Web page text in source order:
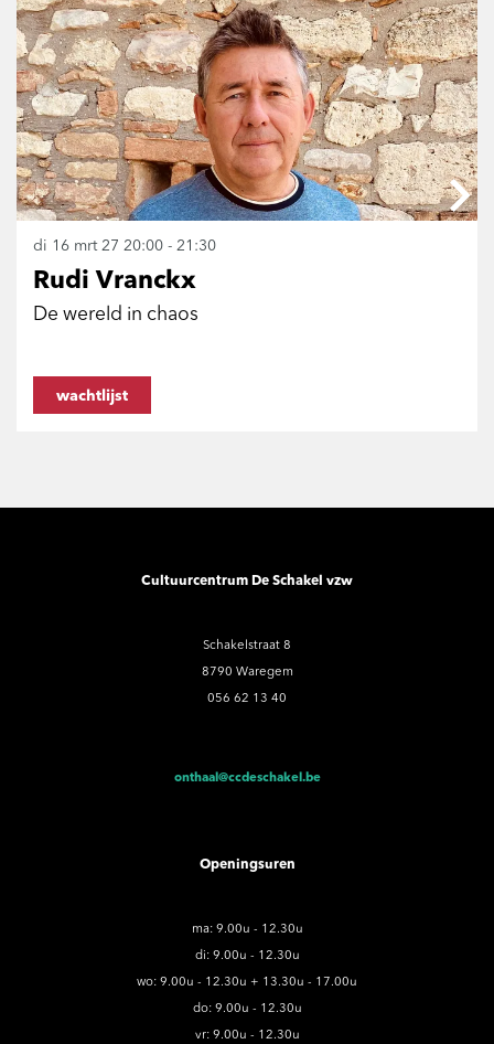
Rudi Vranckx
De wereld in chaos
di 16 mrt 27 20:00 - 21:30
wachtlijst
Cultuurcentrum De Schakel vzw
Schakelstraat 8
8790 Waregem
056 62 13 40
onthaal@ccdeschakel.be
Openingsuren
ma: 9.00u - 12.30u
di: 9.00u - 12.30u
wo: 9.00u - 12.30u + 13.30u - 17.00u
do: 9.00u - 12.30u
vr: 9.00u - 12.30u